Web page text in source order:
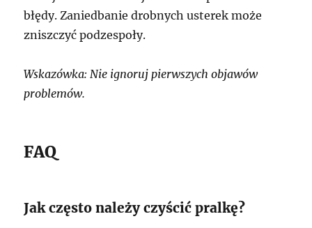
błędy. Zaniedbanie drobnych usterek może
zniszczyć podzespoły.
Wskazówka: Nie ignoruj pierwszych objawów
problemów.
FAQ
Jak często należy czyścić pralkę?